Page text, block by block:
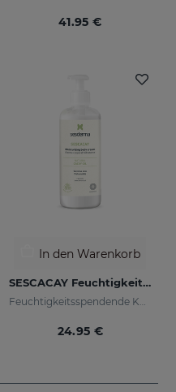
41.95 €
In den Warenkorb
SESCACAY Feuchtigkeitsspendende Körpercreme
24.95 €